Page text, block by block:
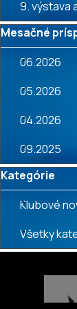
9. výstava
Preskočiť blok
Mesačné
06.2026
05.2026
04.2026
09.2025
Preskočiť blok
Kategórie
Klubové
Všetky